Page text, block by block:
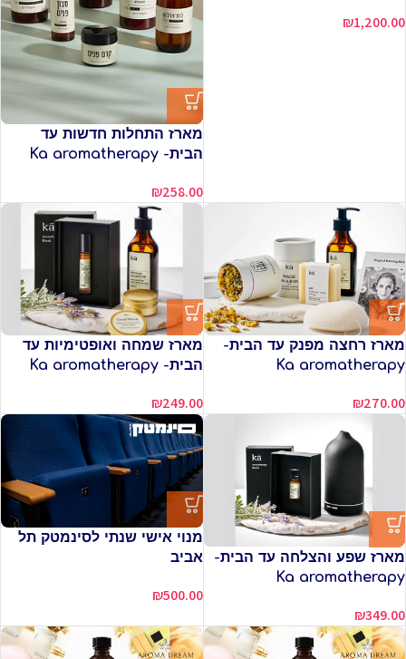
₪1,200.00
מארז התחלות חדשות עד
הבית- Ka aromatherapy
₪258.00
מארז רחצה מפנק עד הבית-
Ka aromatherapy
₪270.00
מארז שמחה ואופטימיות עד
הבית- Ka aromatherapy
₪249.00
מארז שפע והצלחה עד הבית-
Ka aromatherapy
₪349.00
מנוי אישי שנתי לסינמטק תל
אביב
₪500.00